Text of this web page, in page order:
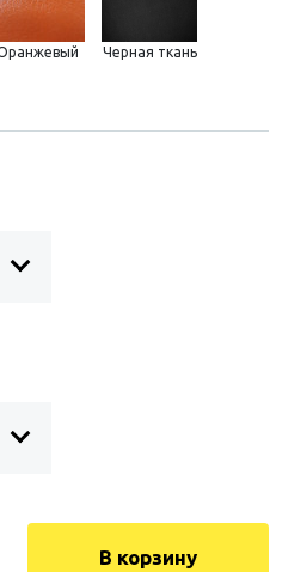
Черная ткань
В корзину